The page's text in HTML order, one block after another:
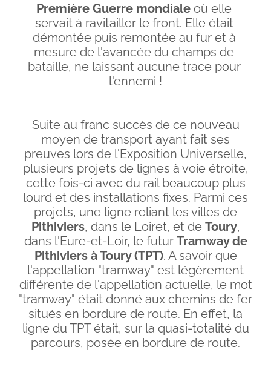
Première Guerre mondiale où elle
servait à ravitailler le front. Elle était
démontée puis remontée au fur et à
mesure de l'avancée du champs de
bataille, ne laissant aucune trace pour
l'ennemi !
Suite au franc succès de ce nouveau
moyen de transport ayant fait ses
preuves lors de l'Exposition Universelle,
plusieurs projets de lignes à voie étroite,
cette fois-ci avec du rail beaucoup plus
lourd et des installations fixes. Parmi ces
projets, une ligne reliant les villes de
Pithiviers, dans le Loiret, et de Toury,
dans l'Eure-et-Loir, le futur Tramway de
Pithiviers à Toury (TPT). A savoir que
l'appellation "tramway" est légèrement
différente de l'appellation actuelle, le mot
"tramway" était donné aux chemins de fer
situés en bordure de route. En effet, la
ligne du TPT était, sur la quasi-totalité du
parcours, posée en bordure de route.